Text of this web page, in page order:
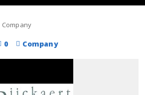
Company
0 Company